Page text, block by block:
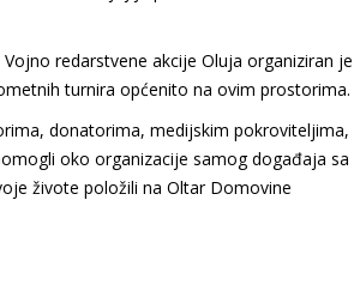
redarstvene akcije Oluja organiziran je
turnira općenito na ovim prostorima.
donatorima, medijskim pokroviteljima,
oko organizacije samog događaja sa
živote položili na Oltar Domovine